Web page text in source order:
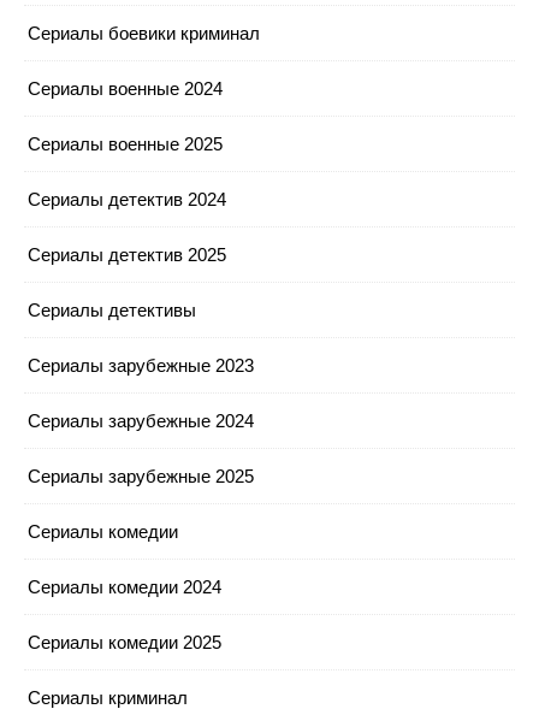
Сериалы боевики криминал
Сериалы военные 2024
Сериалы военные 2025
Сериалы детектив 2024
Сериалы детектив 2025
Сериалы детективы
Сериалы зарубежные 2023
Сериалы зарубежные 2024
Сериалы зарубежные 2025
Сериалы комедии
Сериалы комедии 2024
Сериалы комедии 2025
Сериалы криминал